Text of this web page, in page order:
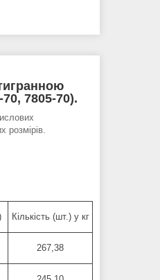
7805-70).
розмірів.
Кількість (шт.) у кг
267,38